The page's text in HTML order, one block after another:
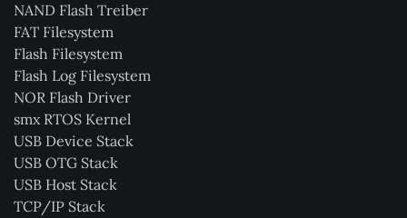
NAND Flash Treiber
FAT Filesystem
Flash Filesystem
Flash Log Filesystem
NOR Flash Driver
smx RTOS Kernel
USB Device Stack
USB OTG Stack
USB Host Stack
TCP/IP Stack